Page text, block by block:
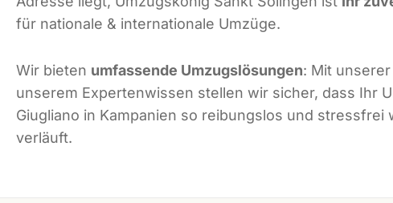
für nationale & internationale Umzüge.
Wir bieten umfassende Umzugslösungen: Mit
unserem Expertenwissen stellen wir sicher, dass Ihr
Giugliano in Kampanien so reibungslos und stressfrei
verläuft.